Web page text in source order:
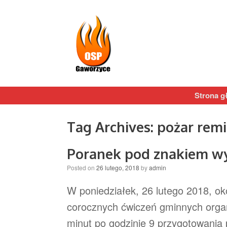
Strona
Tag Archives: pożar
Poranek pod znakiem
Posted on 26 lutego, 2018 byadmin
W poniedziałek, 26 lutego 2018,
corocznych ćwiczeń gminnych
minut po godzinie 9